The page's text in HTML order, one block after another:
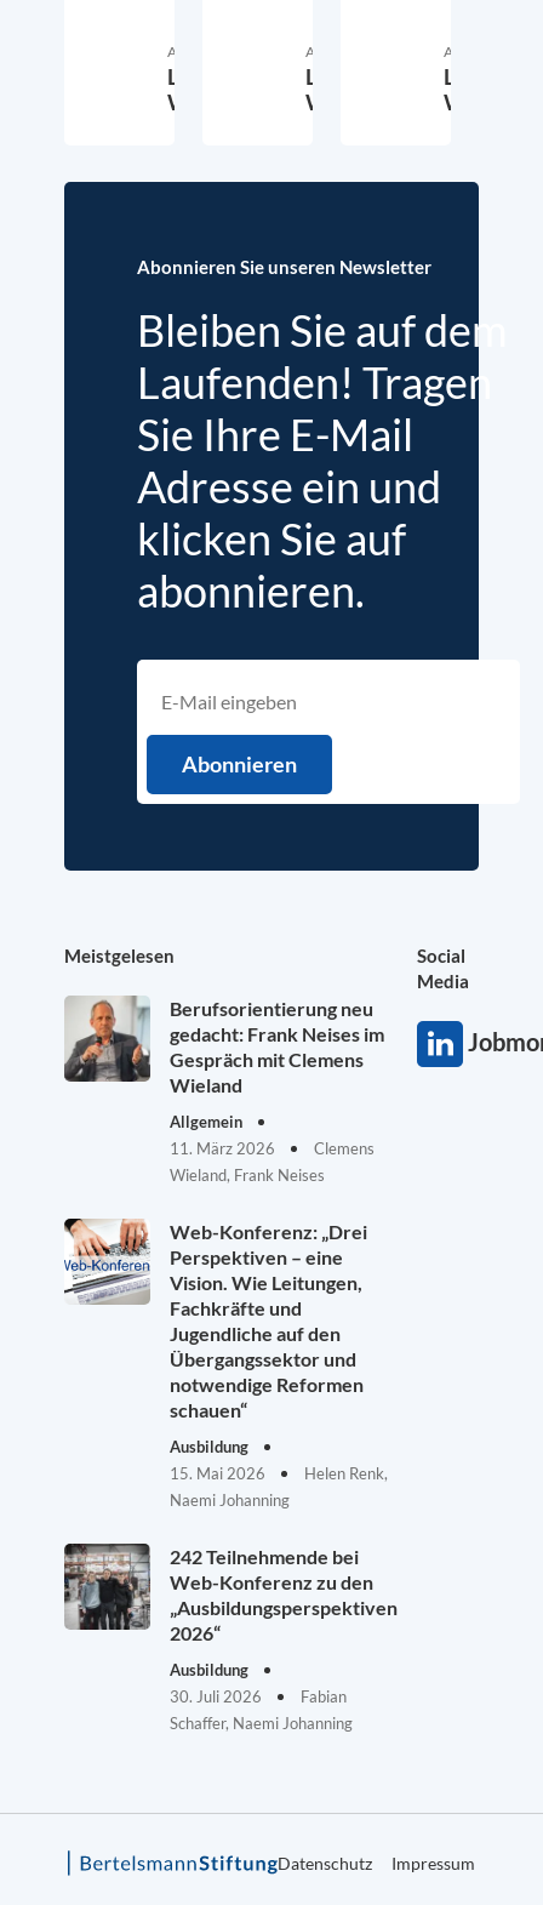
Autor:in
Lena
Wittenbrink15. Februar 2021
Autor:in
Lena
Wittenbrink3. Februar 2021
Autor:in
Lena
Abonnieren Sie unseren Newsletter
Bleiben Sie auf dem
Laufenden! Tragen
Sie Ihre E-Mail
Adresse ein und
klicken Sie auf
abonnieren.
Meistgelesen
Berufsorientierung neu
gedacht: Frank Neises im
Gespräch mit Clemens
Wieland
Allgemein
11. März 2026
Clemens
Wieland, Frank Neises
Web-Konferenz: „Drei
Perspektiven – eine
Vision. Wie Leitungen,
Fachkräfte und
Jugendliche auf den
Übergangssektor und
notwendige Reformen
schauen“
Ausbildung
15. Mai 2026
Helen Renk,
Naemi Johanning
242 Teilnehmende bei
Web-Konferenz zu den
„Ausbildungsperspektiven
2026“
Ausbildung
30. Juli 2026
Fabian
Schaffer, Naemi Johanning
Social
Media
Datenschutz Impressum